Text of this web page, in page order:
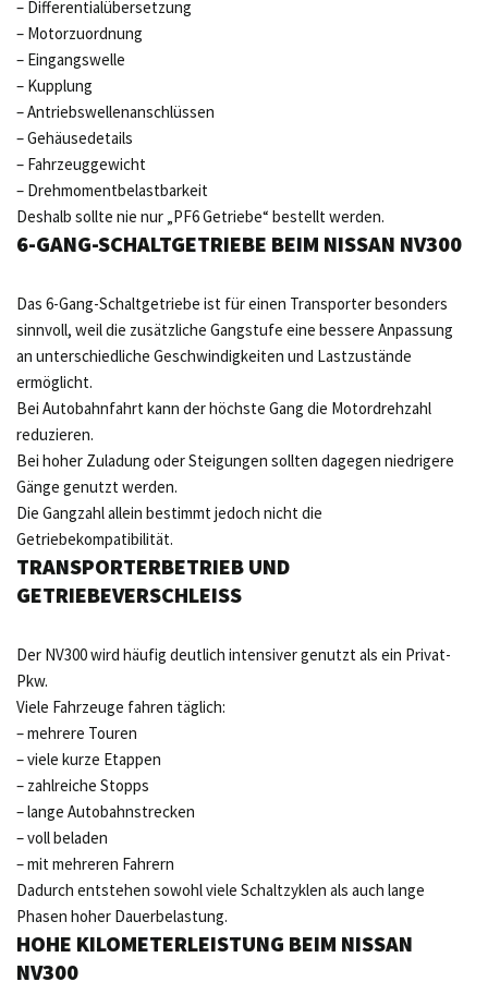
– Differentialübersetzung
– Motorzuordnung
– Eingangswelle
– Kupplung
– Antriebswellenanschlüssen
– Gehäusedetails
– Fahrzeuggewicht
– Drehmomentbelastbarkeit
Deshalb sollte nie nur „PF6 Getriebe“ bestellt werden.
6-GANG-SCHALTGETRIEBE BEIM NISSAN NV300
Das 6-Gang-Schaltgetriebe ist für einen Transporter besonders
sinnvoll, weil die zusätzliche Gangstufe eine bessere Anpassung
an unterschiedliche Geschwindigkeiten und Lastzustände
ermöglicht.
Bei Autobahnfahrt kann der höchste Gang die Motordrehzahl
reduzieren.
Bei hoher Zuladung oder Steigungen sollten dagegen niedrigere
Gänge genutzt werden.
Die Gangzahl allein bestimmt jedoch nicht die
Getriebekompatibilität.
TRANSPORTERBETRIEB UND
GETRIEBEVERSCHLEISS
Der NV300 wird häufig deutlich intensiver genutzt als ein Privat-
Pkw.
Viele Fahrzeuge fahren täglich:
– mehrere Touren
– viele kurze Etappen
– zahlreiche Stopps
– lange Autobahnstrecken
– voll beladen
– mit mehreren Fahrern
Dadurch entstehen sowohl viele Schaltzyklen als auch lange
Phasen hoher Dauerbelastung.
HOHE KILOMETERLEISTUNG BEIM NISSAN
NV300